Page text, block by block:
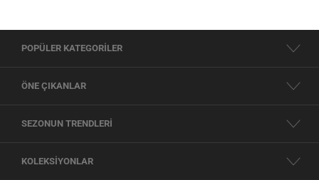
POPÜLER KATEGORİLER
ÖNE ÇIKANLAR
SEZONUN TRENDLERİ
KOLEKSİYONLAR